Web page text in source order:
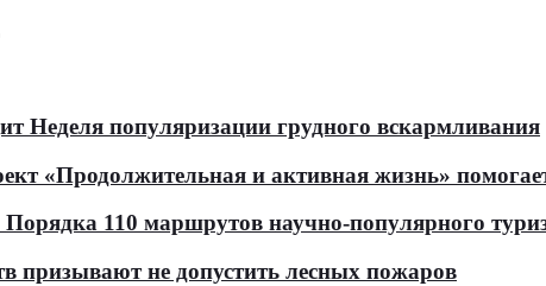
Неделя популяризации грудного вскармливания
«Продолжительная и активная жизнь»
110 маршрутов научно-популярного
призывают не допустить лесных пожаров